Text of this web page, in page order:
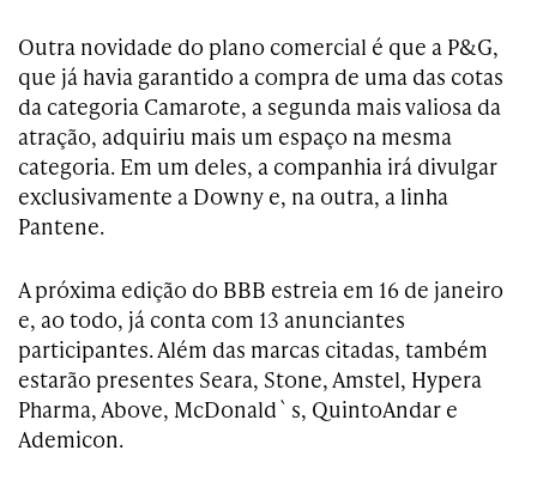
Outra novidade do plano comercial é que a P&G,
que já havia garantido a compra de uma das cotas
da categoria Camarote, a segunda mais valiosa da
atração, adquiriu mais um espaço na mesma
categoria. Em um deles, a companhia irá divulgar
exclusivamente a Downy e, na outra, a linha
Pantene.
A próxima edição do BBB estreia em 16 de janeiro
e, ao todo, já conta com 13 anunciantes
participantes. Além das marcas citadas, também
estarão presentes Seara, Stone, Amstel, Hypera
Pharma, Above, McDonald`s, QuintoAndar e
Ademicon.